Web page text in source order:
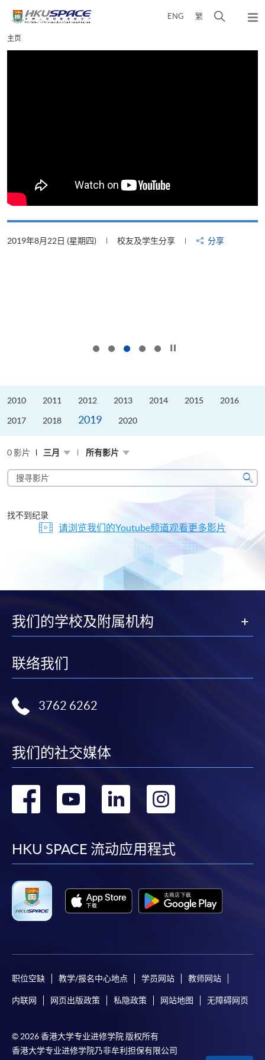
content
ENG 繁
弹
Main
content
主页
2019年8月22日 (星期四) 校友及学生分享 分享
2010 2011 2012 2013 2014 2015 2016
2017 2018 2019 2020
0 影片 三月 所有影片
搜
寻
片
搜
找不到纪录
请浏览我们的Youtube频道观看更多影片
我们的学校及附属机构
联络我们
3762 6262
我们的社交媒体
转
facebook
转
youtube
转
linkedin
转
HKU SPACE 流动应用程式
职位空缺 教学/报名中心地点 学员网站 教师网站
内联网 网页出版政策 私隐政策 网站地图 无障碍网页
© 2026 香港大学专业进修学院 版权所有
香港大学专业进修学院乃非牟利担保有限公司